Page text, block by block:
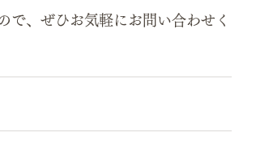
で、ぜひお気軽にお問い合わせく